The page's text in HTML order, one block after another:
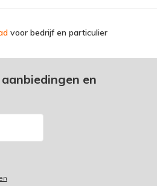
voor bedrijf en particulier
en